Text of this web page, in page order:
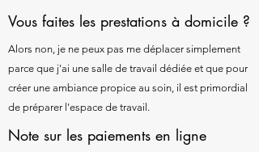
Vous faites les prestations à domicile ?
Alors non, je ne peux pas me déplacer simplement
parce que j'ai une salle de travail dédiée et que pour
créer une ambiance propice au soin, il est primordial
de préparer l'espace de travail.
Note sur les paiements en ligne